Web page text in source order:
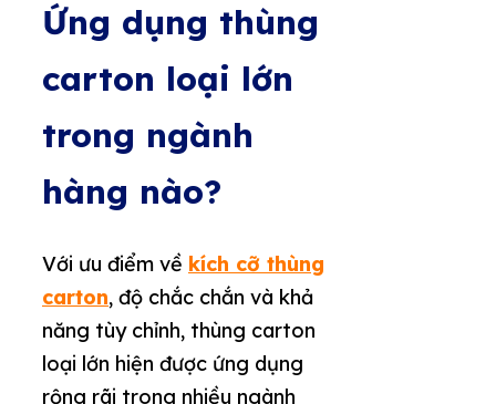
Ứng dụng thùng
carton loại lớn
trong ngành
hàng nào?
Với ưu điểm về kích cỡ thùng
carton, độ chắc chắn và khả
năng tùy chỉnh, thùng carton
loại lớn hiện được ứng dụng
rộng rãi trong nhiều ngành